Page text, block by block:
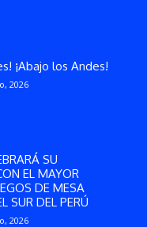
¡Abajo los Andes!
2026
SU
EL MAYOR
DE MESA
SUR DEL PERÚ
2026